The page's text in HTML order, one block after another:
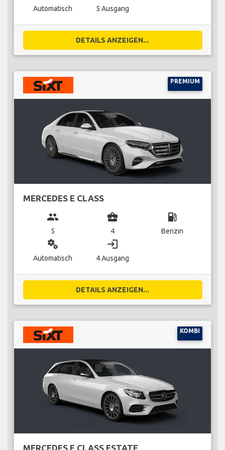
Automatisch 5 Ausgang
DETAILS ANZEIGEN...
PREMIUM
MERCEDES E CLASS
group
5
business_center
4
local_gas_station
Benzin
miscellaneous_services
Automatisch
login
4 Ausgang
DETAILS ANZEIGEN...
KOMBI
MERCEDES E CLASS ESTATE